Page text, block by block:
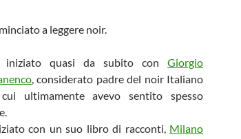
a leggere noir.
quasi da subito con Giorgio
, considerato padre del noir Italiano
ultimamente avevo sentito spesso
con un suo libro di racconti, Milano